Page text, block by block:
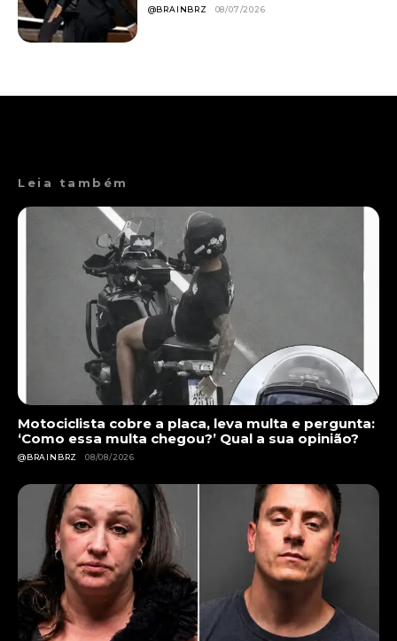
@BRAINBRZ 08/07/2026
Leia também
Motociclista cobre a placa, leva multa e pergunta:
‘Como essa multa chegou?’ Qual a sua opinião?
@BRAINBRZ 08/08/2026